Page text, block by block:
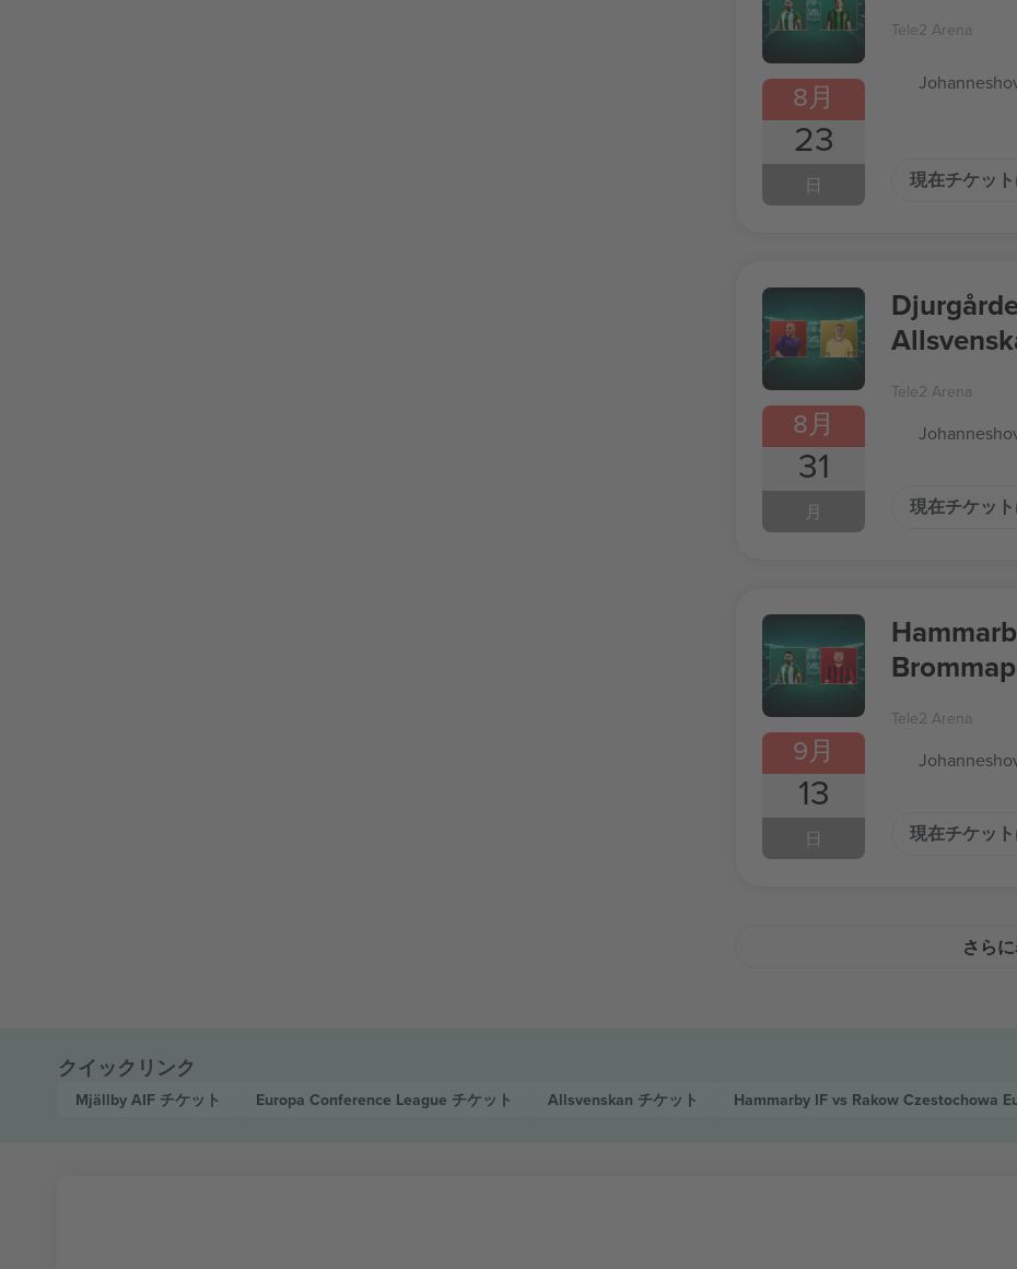
8月
23
日
Tele2 Arena
現在チケッ
8月
31
月
Tele2 Arena
現在チケッ
9月
13
日
Tele2 Arena
現在チケッ
さら
クイックリンク
Mjällby AIF チケット Europa Conference League チケット Allsvenskan チケット Hammarby IF vs Rakow Czestochowa